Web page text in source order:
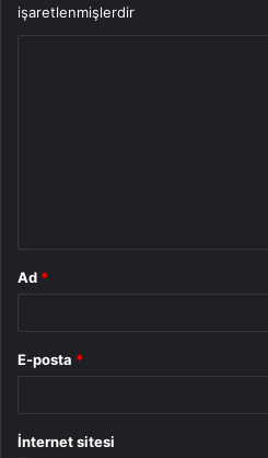
işaretlenmişlerdir
Ad *
E-posta *
İnternet sitesi